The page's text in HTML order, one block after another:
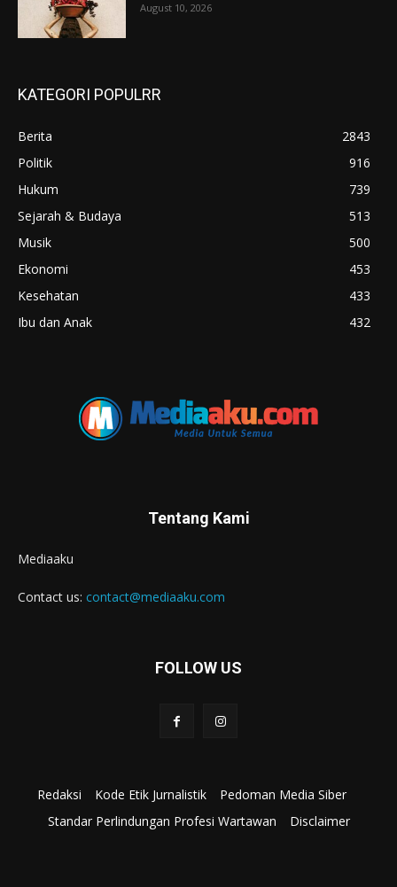
August 10, 2026
KATEGORI POPULRR
Berita
2843
Politik
916
Hukum
739
Sejarah & Budaya
513
Musik
500
Ekonomi
453
Kesehatan
433
Ibu dan Anak
432
Tentang Kami
Mediaaku
Contact us: contact@mediaaku.com
FOLLOW US
Redaksi Kode Etik Jurnalistik
Pedoman Media Siber
Standar Perlindungan Profesi Wartawan
Disclaimer